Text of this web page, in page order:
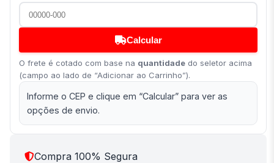
Calcular
O frete é cotado com base na quantidade do seletor acima
(campo ao lado de “Adicionar ao Carrinho”).
Informe o CEP e clique em “Calcular” para ver as
opções de envio.
Compra 100% Segura